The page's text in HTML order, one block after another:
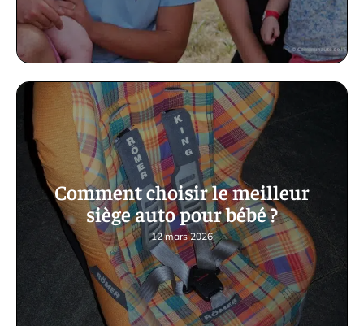
Comment choisir le meilleur
siège auto pour bébé ?
12 mars 2026